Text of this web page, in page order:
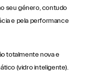
seu género, contudo
e pela performance
totalmente nova e
(vidro inteligente).